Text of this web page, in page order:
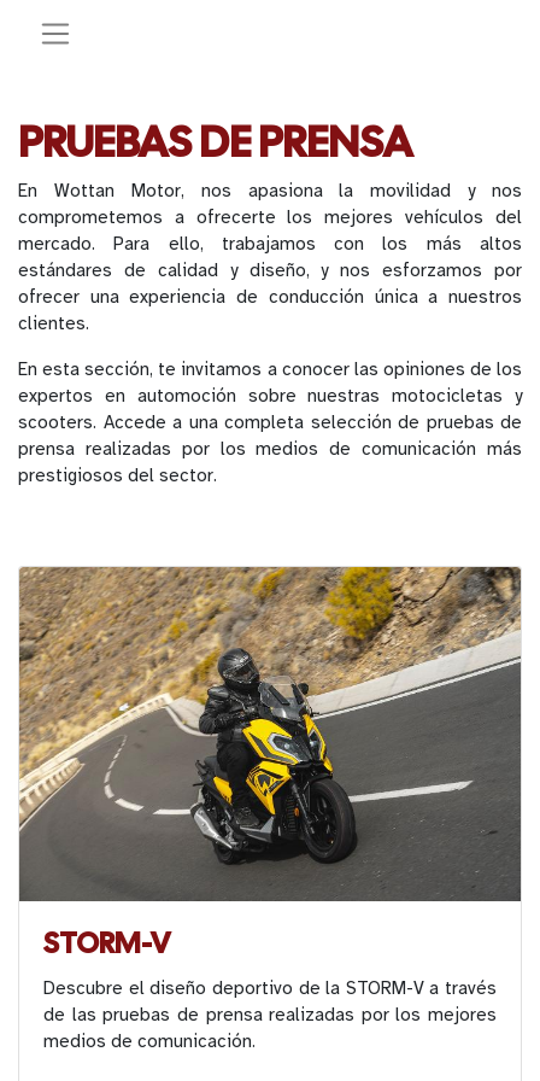
PRUEBAS DE PRENSA
En Wottan Motor, nos apasiona la movilidad y nos
comprometemos a ofrecerte los mejores vehículos del
mercado. Para ello, trabajamos con los más altos
estándares de calidad y diseño, y nos esforzamos por
ofrecer una experiencia de conducción única a nuestros
clientes.
En esta sección, te invitamos a conocer las opiniones de los
expertos en automoción sobre nuestras motocicletas y
scooters. Accede a una completa selección de pruebas de
prensa realizadas por los medios de comunicación más
prestigiosos del sector.
STORM-V
Descubre el diseño deportivo de la STORM-V a través
de las pruebas de prensa realizadas por los mejores
medios de comunicación.